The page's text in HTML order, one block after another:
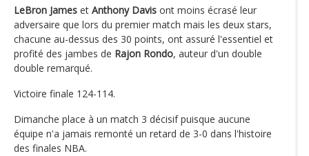
LeBron James et Anthony Davis ont moins écrasé leur
adversaire que lors du premier match mais les deux stars,
chacune au-dessus des 30 points, ont assuré l'essentiel et
profité des jambes de Rajon Rondo, auteur d'un double
double remarqué.
Victoire finale 124-114.
Dimanche place à un match 3 décisif puisque aucune
équipe n'a jamais remonté un retard de 3-0 dans l'histoire
des finales NBA.